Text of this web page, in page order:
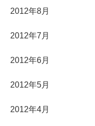
2012年8月
2012年7月
2012年6月
2012年5月
2012年4月